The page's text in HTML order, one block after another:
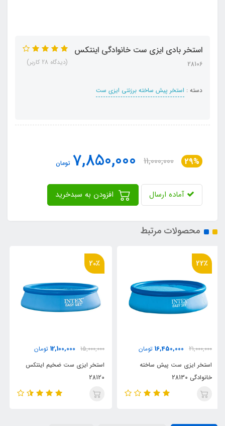
استخر بادی ایزی ست خانوادگی اینتکس
28106
دسته : استخر پیش ساخته برزنتی ایزی ست
(دیدگاه 28 کاربر)
29%
11,000,000
7,850,000 تومان
آماده ارسال
محصولات مرتبط
20٪
15,000,000
12,100,000 تومان
استخر ایزی ست ضخیم اینتکس
28120
5,400,000 تومان
استخر ایزی ست بست وی کودک